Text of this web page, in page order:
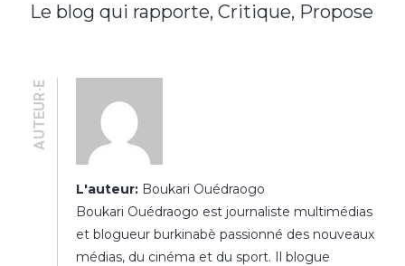
Le blog qui rapporte, Critique, Propose
AUTEUR·E
L'auteur: Boukari Ouédraogo
Boukari Ouédraogo est journaliste multimédias
et blogueur burkinabè passionné des nouveaux
médias, du cinéma et du sport. Il blogue